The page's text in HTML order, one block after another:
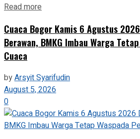
Read more
Cuaca Bogor Kamis 6 Agustus
Berawan, BMKG Imbau Warga
Cuaca
byArsyit Syarifudin
August 5, 2026
0